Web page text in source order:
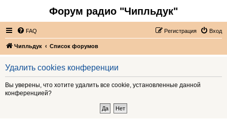
Форум радио "Чипльдук"
FAQ Вход
Регистрация
Чипльдук Список форумов
Удалить cookies конференции
Вы уверены, что хотите удалить все cookie, установленные данной
конференцией?